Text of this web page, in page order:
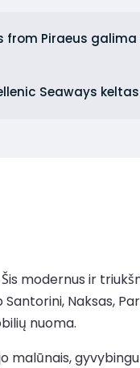
from Piraeus
Seaways keltas
modernus ir
Naksas,
nuoma.
malūnais,